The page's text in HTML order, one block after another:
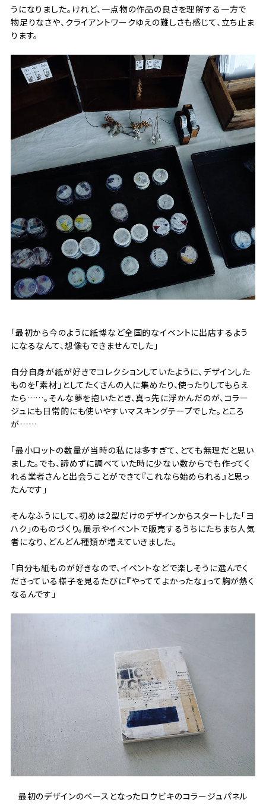
うになりました。けれど、一点物の作品の良さを理解する一方で
物足りなさや、クライアントワークゆえの難しさも感じて、立ち止ま
ります。
「最初から今のように紙博など全国的なイベントに出店するよう
になるなんて、想像もできませんでした」
自分自身が紙が好きでコレクションしていたように、デザインした
ものを「素材」としてたくさんの人に集めたり、使ったりしてもらえ
たら……。そんな夢を抱いたとき、真っ先に浮かんだのが、コラー
ジュにも日常的にも使いやすいマスキングテープでした。ところ
が……
「最小ロットの数量が当時の私には多すぎて、とても無理だと思い
ました。でも、諦めずに調べていた時に少ない数からでも作ってく
れる業者さんと出会うことができて『これなら始められる』と思っ
たんです」
そんなふうにして、初めは2型だけのデザインからスタートした「ヨ
ハク」のものづくり。展示やイベントで販売するうちにたちまち人気
者になり、どんどん種類が増えていきました。
「自分も紙ものが好きなので、イベントなどで楽しそうに選んでく
ださっている様子を見るたびに『やっててよかったな』って胸が熱く
なるんです」
最初のデザインのベースとなったロウビキのコラージュパネル